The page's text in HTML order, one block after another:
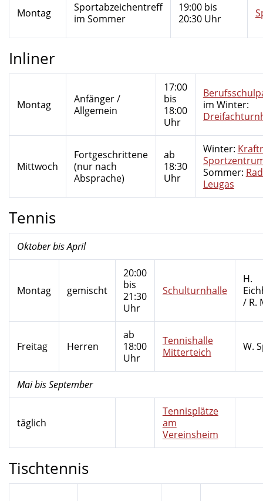
Montag
Sportabzeichentreff
im Sommer
19:00 bis
20:30 Uhr
Inliner
Montag
Anfänger /
Allgemein
17:00
bis
18:00
Uhr
im Winter:
Mittwoch
Fortgeschrittene
(nur nach
Absprache)
ab
18:30
Uhr
Winter:
Sommer:
Leugas
Tennis
Oktober bis April
Montag gemischt
20:00
bis
21:30
Uhr
Schulturnhalle
H.
/ R.
Freitag Herren
ab
18:00
Uhr
Tennishalle
Mitterteich
W.
Mai bis September
täglich
Tennisplätze
am
Vereinsheim
Tischtennis